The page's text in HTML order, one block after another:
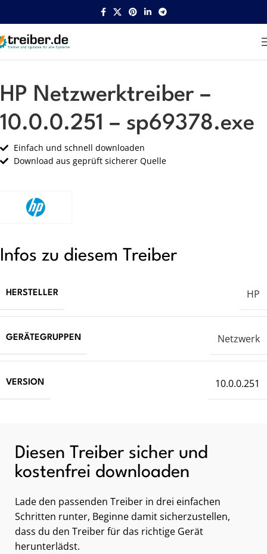
Startseite HP Netzwerk
HP Netzwerktreiber –
10.0.0.251 – sp69378.exe
Einfach und schnell downloaden
Download aus geprüft sicherer Quelle
Infos zu diesem Treiber
HERSTELLER HP
GERÄTEGRUPPEN Netzwerk
VERSION 10.0.0.251
Diesen Treiber sicher und
kostenfrei downloaden
Lade den passenden Treiber in drei einfachen
Schritten runter, Beginne damit sicherzustellen,
dass du den Treiber für das richtige Gerät
herunterlädst.